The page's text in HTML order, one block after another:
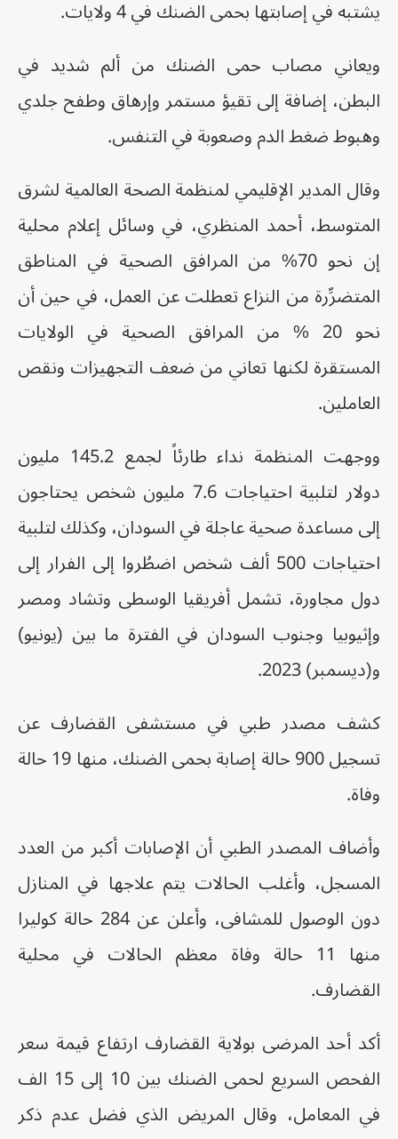
يشتبه في إصابتها بحمى الضنك في 4 ولايات.
ويعاني مصاب حمى الضنك من ألم شديد في
البطن، إضافة إلى تقيؤ مستمر وإرهاق وطفح جلدي
وهبوط ضغط الدم وصعوبة في التنفس.
وقال المدير الإقليمي لمنظمة الصحة العالمية لشرق
المتوسط، أحمد المنظري، في وسائل إعلام محلية
إن نحو 70% من المرافق الصحية في المناطق
المتضرِّرة من النزاع تعطلت عن العمل، في حين أن
نحو 20 % من المرافق الصحية في الولايات
المستقرة لكنها تعاني من ضعف التجهيزات ونقص
العاملين.
ووجهت المنظمة نداء طارئاً لجمع 145.2 مليون
دولار لتلبية احتياجات 7.6 مليون شخص يحتاجون
إلى مساعدة صحية عاجلة في السودان، وكذلك لتلبية
احتياجات 500 ألف شخص اضطُروا إلى الفرار إلى
دول مجاورة، تشمل أفريقيا الوسطى وتشاد ومصر
وإثيوبيا وجنوب السودان في الفترة ما بين (يونيو)
و(ديسمبر) 2023.
كشف مصدر طبي في مستشفى القضارف عن
تسجيل 900 حالة إصابة بحمى الضنك، منها 19 حالة
وفاة.
وأضاف المصدر الطبي أن الإصابات أكبر من العدد
المسجل، وأغلب الحالات يتم علاجها في المنازل
دون الوصول للمشافى، وأعلن عن 284 حالة كوليرا
منها 11 حالة وفاة معظم الحالات في محلية
القضارف.
أكد أحد المرضى بولاية القضارف ارتفاع قيمة سعر
الفحص السريع لحمى الضنك بين 10 إلى 15 الف
في المعامل، وقال المريض الذي فضل عدم ذكر